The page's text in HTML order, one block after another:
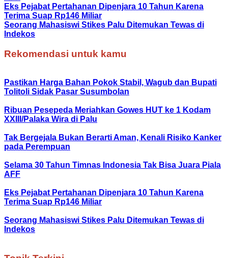
Eks Pejabat Pertahanan Dipenjara 10 Tahun Karena
Terima Suap Rp146 Miliar
Seorang Mahasiswi Stikes Palu Ditemukan Tewas di
Indekos
Rekomendasi untuk kamu
Pastikan Harga Bahan Pokok Stabil, Wagub dan Bupati
Tolitoli Sidak Pasar Susumbolan
Ribuan Pesepeda Meriahkan Gowes HUT ke 1 Kodam
XXIII/Palaka Wira di Palu
Tak Bergejala Bukan Berarti Aman, Kenali Risiko Kanker
pada Perempuan
Selama 30 Tahun Timnas Indonesia Tak Bisa Juara Piala
AFF
Eks Pejabat Pertahanan Dipenjara 10 Tahun Karena
Terima Suap Rp146 Miliar
Seorang Mahasiswi Stikes Palu Ditemukan Tewas di
Indekos